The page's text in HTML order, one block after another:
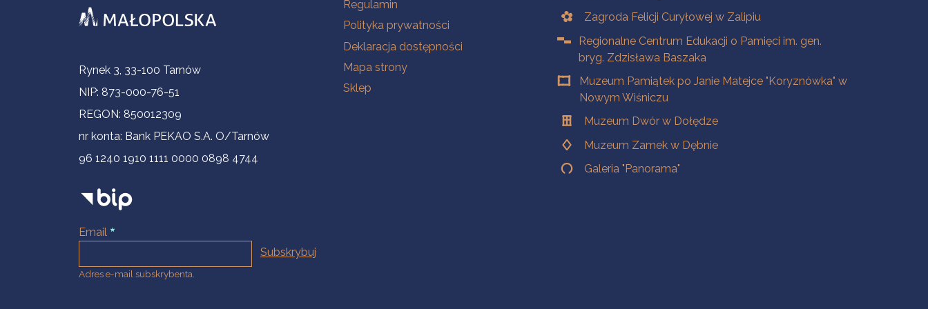
Informacje kontaktowe
Rynek 3, 33-100 Tarnów
NIP: 873-000-76-51
REGON: 850012309
nr konta: Bank PEKAO S.A. O/Tarnów
96 1240 1910 1111 0000 0898 4744
Email
Adres e-mail subskrybenta.
Regulamin
Polityka prywatności
Deklaracja dostępności
Mapa strony
Sklep
Zagroda Felicji Curyłowej w Zalipiu
Regionalne Centrum Edukacji o Pamięci im. gen.
bryg. Zdzisława Baszaka
Muzeum Pamiątek po Janie Matejce "Koryznówka" w
Nowym Wiśniczu
Muzeum Dwór w Dołędze
Muzeum Zamek w Dębnie
Galeria "Panorama"